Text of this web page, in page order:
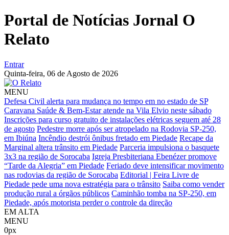
Portal de Notícias Jornal O
Relato
Entrar
Quinta-feira, 06 de Agosto de 2026
MENU
Defesa Civil alerta para mudança no tempo em no estado de SP
Caravana Saúde & Bem-Estar atende na Vila Elvio neste sábado
Inscrições para curso gratuito de instalações elétricas seguem até 28
de agosto Pedestre morre após ser atropelado na Rodovia SP-250,
em Ibiúna Incêndio destrói ônibus fretado em Piedade Recape da
Marginal altera trânsito em Piedade Parceria impulsiona o basquete
3x3 na região de Sorocaba Igreja Presbiteriana Ebenézer promove
“Tarde da Alegria” em Piedade Feriado deve intensificar movimento
nas rodovias da região de Sorocaba Editorial | Feira Livre de
Piedade pede uma nova estratégia para o trânsito Saiba como vender
produção rural a órgãos públicos Caminhão tomba na SP-250, em
Piedade, após motorista perder o controle da direção
EM ALTA
MENU
0px